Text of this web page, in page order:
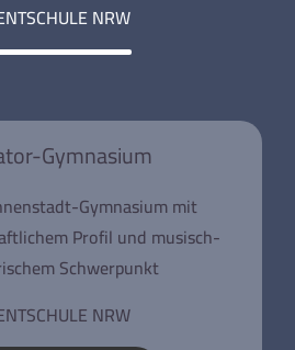
NRW
Gymnasium
Gymnasium mit
Profil und musisch-
Schwerpunkt
NRW